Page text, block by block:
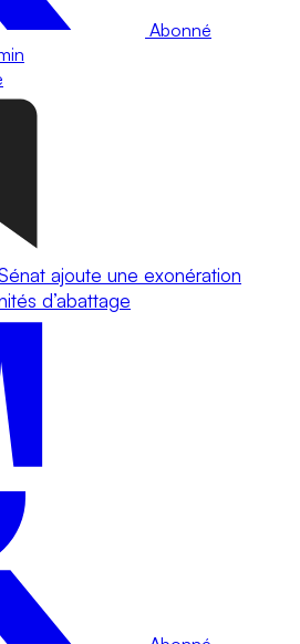
Abonné
ajoute une exonération
d’abattage